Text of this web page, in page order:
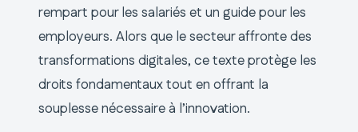
rempart pour les salariés et un guide pour les
employeurs. Alors que le secteur affronte des
transformations digitales, ce texte protège les
droits fondamentaux tout en offrant la
souplesse nécessaire à l’innovation.